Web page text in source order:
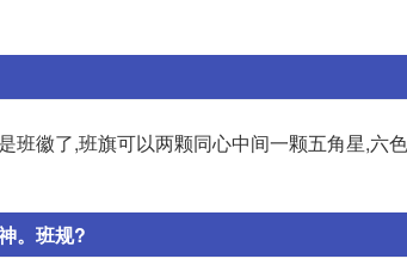
班徽了,班旗可以两颗同心中间一颗五角星,六
。班规?